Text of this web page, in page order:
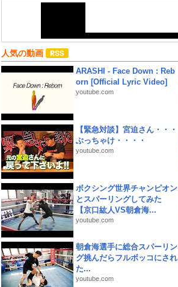
人気の動画
ARASHI - Face Down : Reb
orn [Official Lyric Video]
youtube.com
【緊急対談】宮迫さん・・・
ぶっちゃけ・・・・
youtube.com
ボクシング世界チャンピオン
とスパーリングしてみた
【京口紘人VS朝倉海...
youtube.com
朝倉海選手に総合スパーリン
グ挑んだらフルボッコにされ
た...
youtube.com